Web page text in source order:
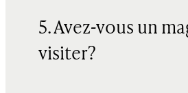
5. Avez-vous un
visiter?